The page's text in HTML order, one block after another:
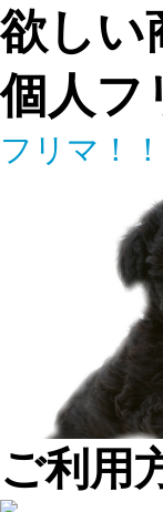
欲しい
個人フ
フリマ！
ご利用